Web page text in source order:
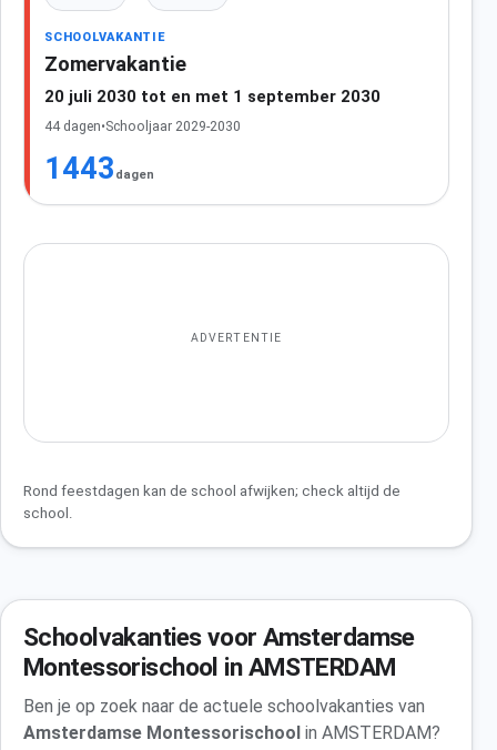
SCHOOLVAKANTIE
Zomervakantie
20 juli 2030 tot en met 1 september 2030
44 dagen•Schooljaar 2029-2030
1443 dagen
ADVERTENTIE
Rond feestdagen kan de school afwijken; check altijd de
school.
Schoolvakanties voor Amsterdamse
Montessorischool in AMSTERDAM
Ben je op zoek naar de actuele schoolvakanties van
Amsterdamse Montessorischool in AMSTERDAM?